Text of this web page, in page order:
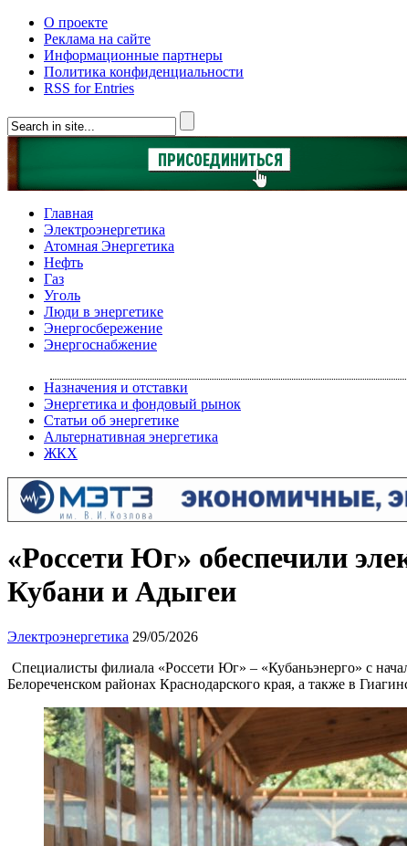
О проекте
Реклама на сайте
Информационные партнеры
Политика конфиденциальности
RSS for Entries
Главная
Электроэнергетика
Атомная Энергетика
Нефть
Газ
Уголь
Люди в энергетике
Энергосбережение
Энергоснабжение
Назначения и отставки
Энергетика и фондовый рынок
Статьи об энергетике
Альтернативная энергетика
ЖКХ
«Россети Юг» обеспечили
Кубани и Адыгеи
Электроэнергетика 29/05/2026
Специалисты филиала «Россети Юг» – «Кубаньэнерго» с
Белореченском районах Краснодарского края, а также в